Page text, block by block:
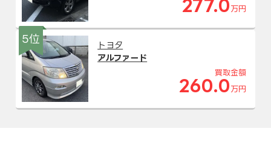
277.0 万円
5位
トヨタ
アルファード
買取金額
260.0 万円